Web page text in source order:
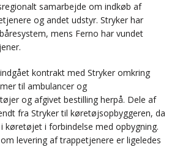
samarbejde om indkøb af
og andet udstyr. Stryker har
mens Ferno har vundet
kontrakt med Stryker omkring
til ambulancer og
og afgivet bestilling herpå. Dele af
fra Stryker til køretøjsopbyggeren, da
køretøjet i forbindelse med opbygning.
levering af trappetjenere er ligeledes